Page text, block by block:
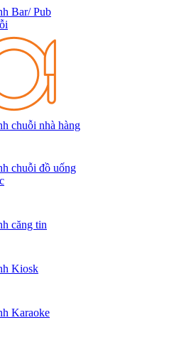
Bar/ Pub
chuỗi nhà hàng
chuỗi đồ uống
căng tin
Kiosk
Karaoke